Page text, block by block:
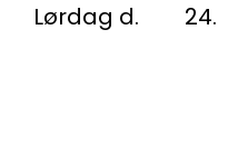
Lørdag d. 24.